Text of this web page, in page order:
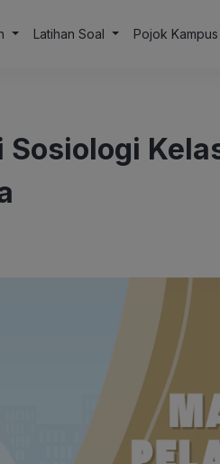
Latihan Soal Pojok Kampus